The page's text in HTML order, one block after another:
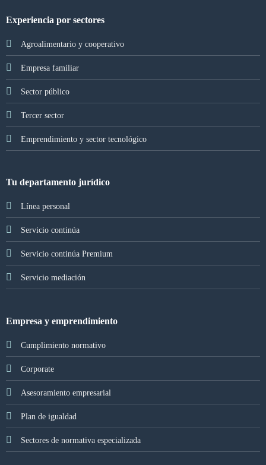
Experiencia por sectores
Agroalimentario y cooperativo
Empresa familiar
Sector público
Tercer sector
Emprendimiento y sector tecnológico
Tu departamento jurídico
Línea personal
Servicio continúa
Servicio continúa Premium
Servicio mediación
Empresa y emprendimiento
Cumplimiento normativo
Corporate
Asesoramiento empresarial
Plan de igualdad
Sectores de normativa especializada